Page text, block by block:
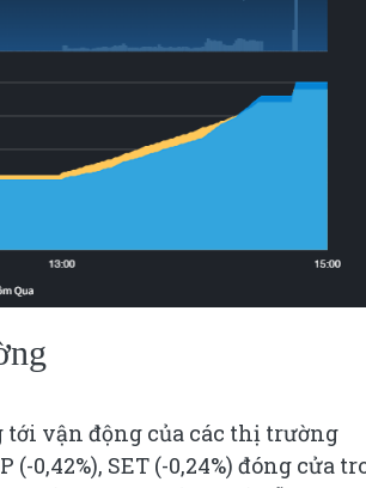
vận động của các thị trường
0,42%), SET (-0,24%) đóng cửa